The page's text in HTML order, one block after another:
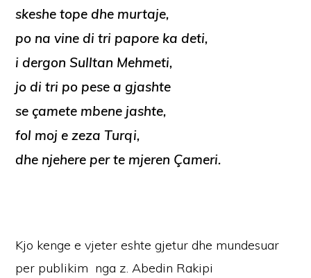
skeshe tope dhe murtaje,
po na vine di tri papore ka deti,
i dergon Sulltan Mehmeti,
jo di tri po pese a gjashte
se çamete mbene jashte,
fol moj e zeza Turqi,
dhe njehere per te mjeren Çameri.
Kjo kenge e vjeter eshte gjetur dhe mundesuar
per publikim nga z. Abedin Rakipi